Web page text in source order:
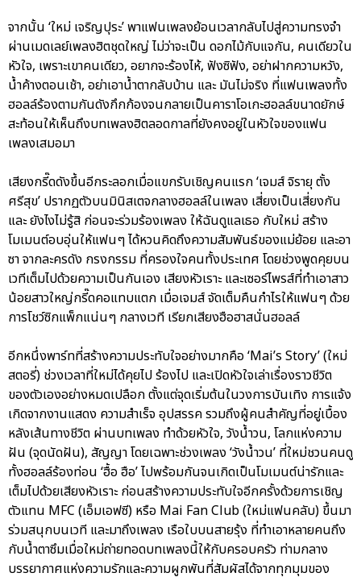
จากนั้น ‘ใหม่ เจริญปุระ’ พาแฟนเพลงย้อนเวลากลับไปสู่ความทรงจำ
ผ่านเมดเลย์เพลงฮิตชุดใหญ่ ไม่ว่าจะเป็น ดอกไม้กับแจกัน, คนเดียวใน
หัวใจ, เพราะเขาคนเดียว, อยากจะร้องไห้, ฟังซิฟัง, อย่าฝากความหวัง,
น้ำค้างตอนเช้า, อย่าเอาน้ำตากลับบ้าน และ มันไม่จริง ที่แฟนเพลงทั้ง
ฮอลล์ร้องตามกันดังกึกก้องจนกลายเป็นคาราโอเกะฮอลล์ขนาดยักษ์
สะท้อนให้เห็นถึงบทเพลงฮิตลอดกาลที่ยังคงอยู่ในหัวใจของแฟน
เพลงเสมอมา
เสียงกรี๊ดดังขึ้นอีกระลอกเมื่อแขกรับเชิญคนแรก ‘เจมส์ จิรายุ ตั้ง
ศรีสุข’ ปรากฏตัวบนมินิสเตจกลางฮอลล์ในเพลง เสี่ยงเป็นเสี่ยงกัน
และ ยังไงไม่รู้สิ ก่อนจะร่วมร้องเพลง ให้ฉันดูแลเธอ กับใหม่ สร้าง
โมเมนต์อบอุ่นให้แฟนๆ ได้หวนคิดถึงความสัมพันธ์ของแม่ย้อย และอา
ซา จากละครดัง กรงกรรม ที่ครองใจคนทั้งประเทศ โดยช่วงพูดคุยบน
เวทีเต็มไปด้วยความเป็นกันเอง เสียงหัวเราะ และเซอร์ไพรส์ที่ทำเอาสาว
น้อยสาวใหญ่กรี๊ดคอแทบแตก เมื่อเจมส์ จัดเต็มคืนกำไรให้แฟนๆ ด้วย
การโชว์ซิกแพ็กแน่นๆ กลางเวที เรียกเสียงฮือฮาสนั่นฮอลล์
อีกหนึ่งพาร์ทที่สร้างความประทับใจอย่างมากคือ ‘Mai’s Story’ (ใหม่
สตอรี่) ช่วงเวลาที่ใหม่ได้คุยไป ร้องไป และเปิดหัวใจเล่าเรื่องราวชีวิต
ของตัวเองอย่างหมดเปลือก ตั้งแต่จุดเริ่มต้นในวงการบันเทิง การแจ้ง
เกิดจากงานแสดง ความสำเร็จ อุปสรรค รวมถึงผู้คนสำคัญที่อยู่เบื้อง
หลังเส้นทางชีวิต ผ่านบทเพลง ทำด้วยหัวใจ, วังน้ำวน, โลกแห่งความ
ฝัน (จุดนัดฝัน), สัญญา โดยเฉพาะช่วงเพลง ‘วังน้ำวน’ ที่ใหม่ชวนคนดู
ทั้งฮอลล์ร้องท่อน ‘ฮื้อ ฮือ’ ไปพร้อมกันจนเกิดเป็นโมเมนต์น่ารักและ
เต็มไปด้วยเสียงหัวเราะ ก่อนสร้างความประทับใจอีกครั้งด้วยการเชิญ
ตัวแทน MFC (เอ็มเอฟซี) หรือ Mai Fan Club (ใหม่แฟนคลับ) ขึ้นมา
ร่วมสนุกบนเวที และมาถึงเพลง เรือใบบนสายรุ้ง ที่ทำเอาหลายคนถึง
กับน้ำตาซึมเมื่อใหม่ถ่ายทอดบทเพลงนี้ให้กับครอบครัว ท่ามกลาง
บรรยากาศแห่งความรักและความผูกพันที่สัมผัสได้จากทุกมุมของ